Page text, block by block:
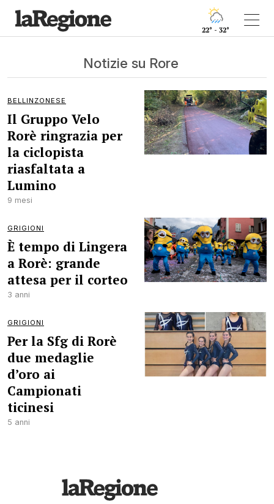
22° - 32°
Notizie su Rore
BELLINZONESE
Il Gruppo Velo
Rorè ringrazia per
la ciclopista
riasfaltata a
Lumino
9 mesi
GRIGIONI
È tempo di Lingera
a Rorè: grande
attesa per il corteo
3 anni
GRIGIONI
Per la Sfg di Rorè
due medaglie
d’oro ai
Campionati
ticinesi
5 anni